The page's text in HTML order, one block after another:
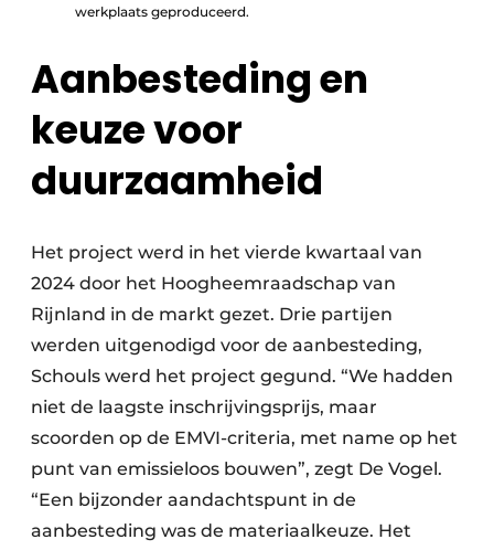
werkplaats geproduceerd.
Aanbesteding en
keuze voor
duurzaamheid
Het project werd in het vierde kwartaal van
2024 door het Hoogheemraadschap van
Rijnland in de markt gezet. Drie partijen
werden uitgenodigd voor de aanbesteding,
Schouls werd het project gegund. “We hadden
niet de laagste inschrijvingsprijs, maar
scoorden op de EMVI-criteria, met name op het
punt van emissieloos bouwen”, zegt De Vogel.
“Een bijzonder aandachtspunt in de
aanbesteding was de materiaalkeuze. Het